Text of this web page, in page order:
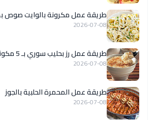
طريقة عمل مكرونة بالوايت صوص
2026-07-08
طريقة عمل رز بحليب سوري بـ 5 مكونات
2026-07-08
طريقة عمل المحمرة الحلبية بالجوز
2026-07-08